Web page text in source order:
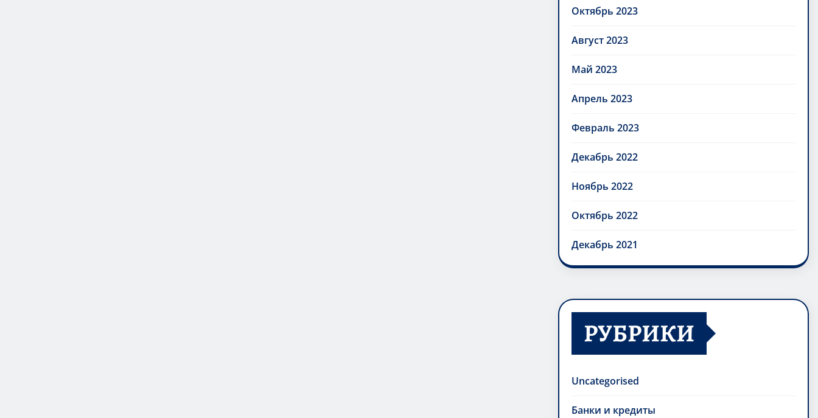
Октябрь 2023
Август 2023
Май 2023
Апрель 2023
Февраль 2023
Декабрь 2022
Ноябрь 2022
Октябрь 2022
Декабрь 2021
РУБРИКИ
Uncategorised
Банки и кредиты